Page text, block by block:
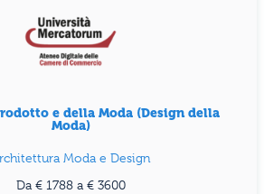
e della Moda (Design della
Moda)
Moda e Design
Da € 1788 a € 3600